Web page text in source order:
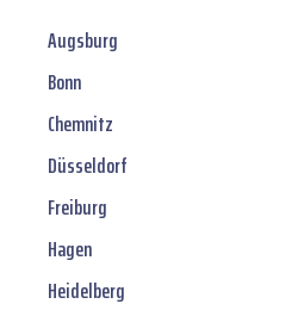
Augsburg
Bonn
Chemnitz
Düsseldorf
Freiburg
Hagen
Heidelberg